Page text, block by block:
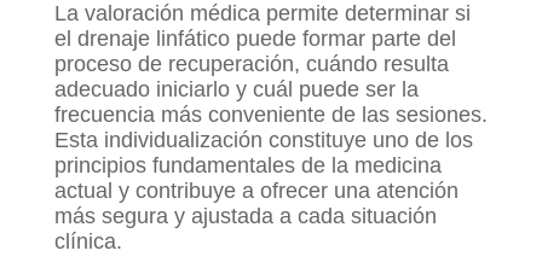
La valoración médica permite determinar si
el drenaje linfático puede formar parte del
proceso de recuperación, cuándo resulta
adecuado iniciarlo y cuál puede ser la
frecuencia más conveniente de las sesiones.
Esta individualización constituye uno de los
principios fundamentales de la medicina
actual y contribuye a ofrecer una atención
más segura y ajustada a cada situación
clínica.